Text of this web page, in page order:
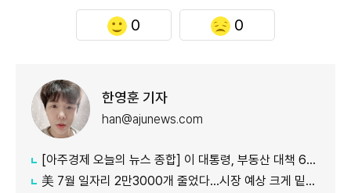
0 0
한영훈 기자
han@ajunews.com
[아주경제 오늘의 뉴스 종합] 이 대통령, 부동산 대책 6시간 점검…"기존 방식 벗어나 과감히 실행" 外
美 7월 일자리 2만3000개 줄었다…시장 예상 크게 밑돈 '고용 쇼크'